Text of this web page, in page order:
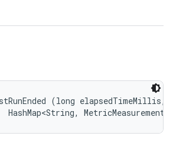
(long elapsedTimeMillis,
HashMap<String,